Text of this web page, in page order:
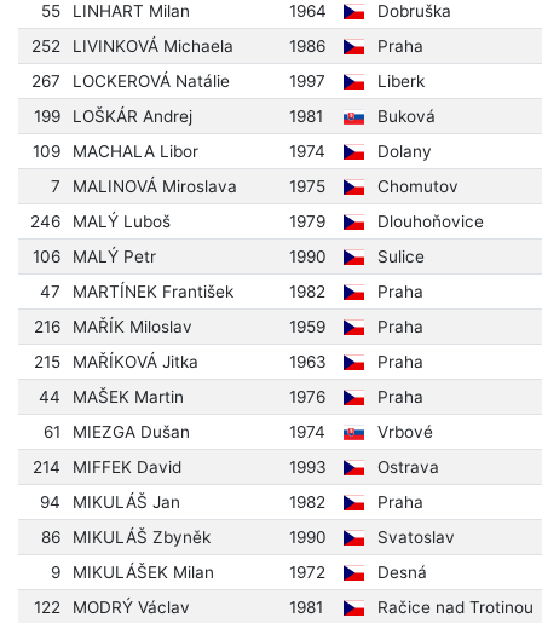
55
LINHART Milan 1964
Dobruška
252
LIVINKOVÁ Michaela 1986
Praha
267
LOCKEROVÁ Natálie 1997
Liberk
199
LOŠKÁR Andrej 1981
Buková
109
MACHALA Libor 1974
Dolany
7
MALINOVÁ Miroslava 1975
Chomutov
246
MALÝ Luboš 1979
Dlouhoňovice
106
MALÝ Petr 1990
Sulice
47
MARTÍNEK František 1982
Praha
216
MAŘÍK Miloslav 1959
Praha
215
MAŘÍKOVÁ Jitka 1963
Praha
44
MAŠEK Martin 1976
Praha
61
MIEZGA Dušan 1974
Vrbové
214
MIFFEK David 1993
Ostrava
94
MIKULÁŠ Jan 1982
Praha
86
MIKULÁŠ Zbyněk 1990
Svatoslav
9
MIKULÁŠEK Milan 1972
Desná
122
MODRÝ Václav 1981
Račice nad Trotinou